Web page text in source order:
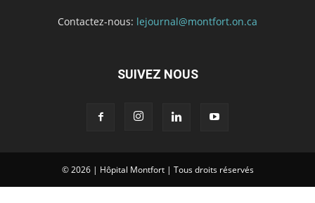
Contactez-nous: lejournal@montfort.on.ca
SUIVEZ NOUS
© 2026 | Hôpital Montfort | Tous droits réservés